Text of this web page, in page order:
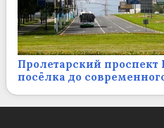
Пролетарский проспект
посёлка до